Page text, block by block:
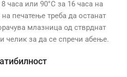
часа или 90°C за 16 часа на
печатење треба да останат
млазница од стврднат
челик за да се спречи абење.